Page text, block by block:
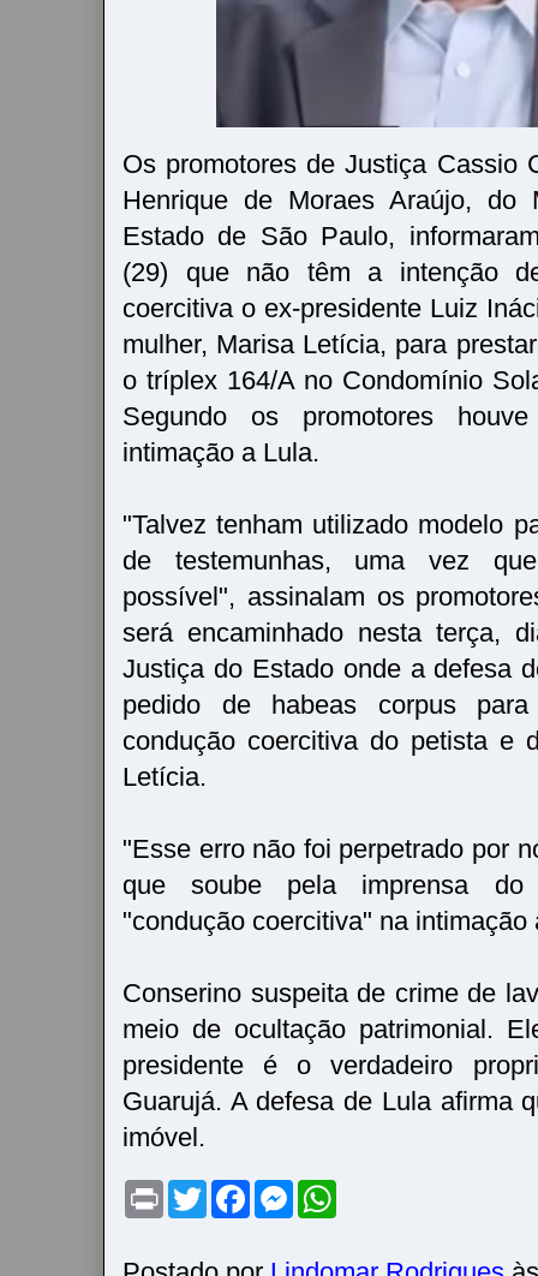
Os promotores de Justiça Cassio
Henrique de Moraes Araújo, do
Estado de São Paulo,
(29) que não têm a intenção
coercitiva o ex-presidente Luiz
mulher, Marisa Letícia, para
o tríplex 164/A no Condomínio
Segundo os promotores
intimação a Lula.
"Talvez tenham utilizado modelo
de testemunhas, uma vez
possível", assinalam os
será encaminhado nesta terça,
Justiça do Estado onde a defesa
pedido de habeas corpus
condução coercitiva do petista e
Letícia.
"Esse erro não foi perpetrado por
que soube pela imprensa
"condução coercitiva" na intimação
Conserino suspeita de crime de
meio de ocultação patrimonial.
presidente é o verdadeiro
Guarujá. A defesa de Lula afirma
imóvel.
P
t
T
w
t
F
a
b
M
e
e
s